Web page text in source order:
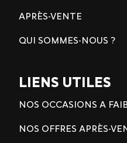
APRÈS-VENTE
QUI SOMMES-NOUS ?
LIENS UTILES
NOS OCCASIONS A
NOS OFFRES APRÈS-